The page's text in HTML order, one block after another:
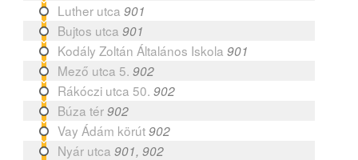
Luther utca 901
Bujtos utca 901
Kodály Zoltán Általános Iskola 901
Mező utca 5. 902
Rákóczi utca 50. 902
Búza tér902
Vay Ádám körút902
Nyár utca 901, 902